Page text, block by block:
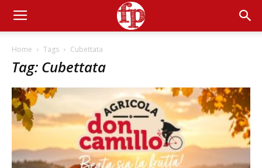
Home Tags Cubettata
Tag: Cubettata